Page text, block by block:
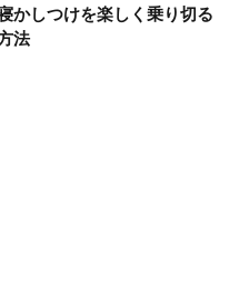
かしつけを楽しく乗り切る
法